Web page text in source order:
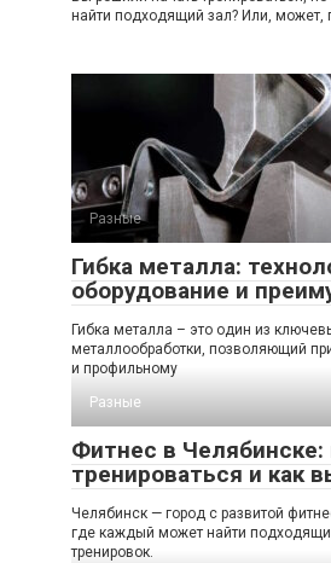
найти подходящий зал? Или, может,
Разные
Гибка металла:
оборудование и
Гибка металла – это один из
металлообработки, позволяющий
и профильному
Разные
Фитнес в Челябинске:
тренироваться и как
Челябинск — город с развитой
где каждый может найти
тренировок.